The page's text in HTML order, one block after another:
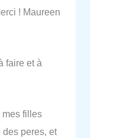
! Maureen
faire et à
mes filles
des peres, et